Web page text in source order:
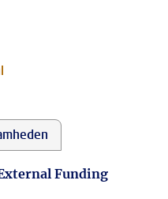
Funding